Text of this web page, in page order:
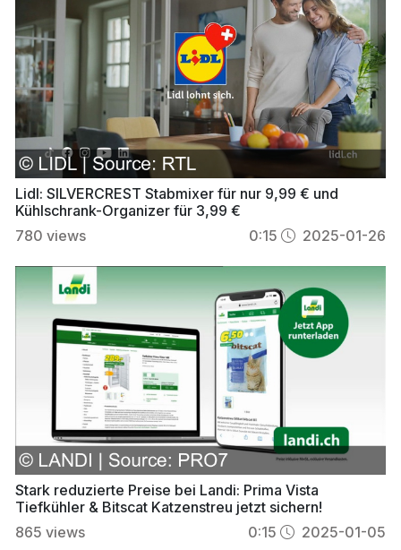
Lidl: SILVERCREST Stabmixer für nur 9,99 € und
Kühlschrank-Organizer für 3,99 €
780 views 0:15 2025-01-26
Stark reduzierte Preise bei Landi: Prima Vista
Tiefkühler & Bitscat Katzenstreu jetzt sichern!
865 views 0:15 2025-01-05